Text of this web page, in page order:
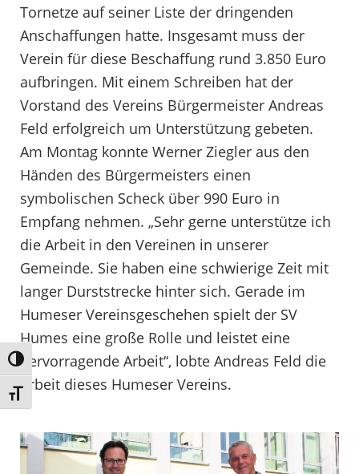
Umschalten auf hohe Kontraste
Schrift vergrößern
Tornetze auf seiner Liste der dringenden
Anschaffungen hatte. Insgesamt muss der
Verein für diese Beschaffung rund 3.850 Euro
aufbringen. Mit einem Schreiben hat der
Vorstand des Vereins Bürgermeister Andreas
Feld erfolgreich um Unterstützung gebeten.
Am Montag konnte Werner Ziegler aus den
Händen des Bürgermeisters einen
symbolischen Scheck über 990 Euro in
Empfang nehmen. „Sehr gerne unterstütze ich
die Arbeit in den Vereinen in unserer
Gemeinde. Sie haben eine schwierige Zeit mit
langer Durststrecke hinter sich. Gerade im
Humeser Vereinsgeschehen spielt der SV
Humes eine große Rolle und leistet eine
hervorragende Arbeit“, lobte Andreas Feld die
Arbeit dieses Humeser Vereins.